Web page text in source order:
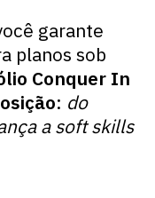
garante
planos sob
Conquer In
: do
a soft skills